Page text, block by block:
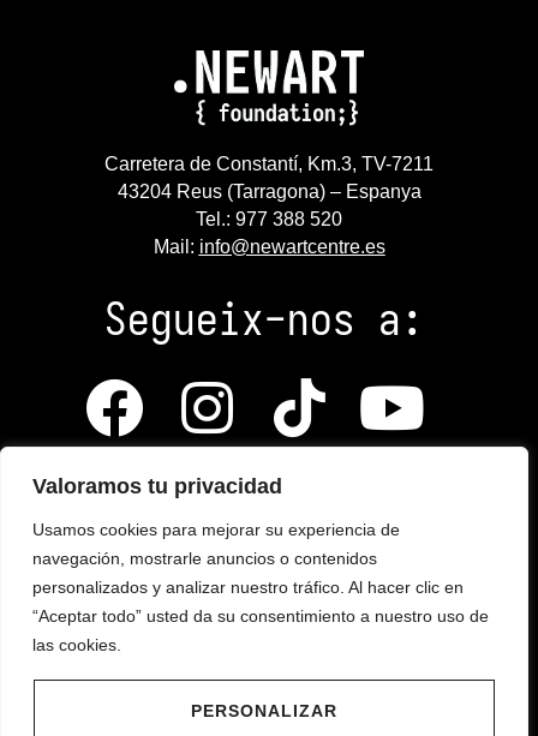
Valoramos tu privacidad
Usamos cookies para mejorar su experiencia de
navegación, mostrarle anuncios o contenidos
personalizados y analizar nuestro tráfico. Al hacer clic en
“Aceptar todo” usted da su consentimiento a nuestro uso de
las cookies.
PERSONALIZAR
Carretera de Constantí, Km.3, TV-7211
43204 Reus (Tarragona) – Espanya
Tel.: 977 388 520
Mail: info@newartcentre.es
Segueix-nos a:
Política de Cookies
Política de Privacitat
Avís Legal
Mapa Web